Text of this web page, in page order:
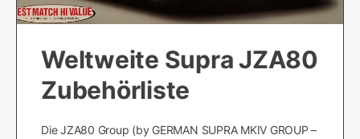
Weltweite Supra JZA80
Zubehörliste
Die JZA80 Group (by GERMAN SUPRA MKIV GROUP –